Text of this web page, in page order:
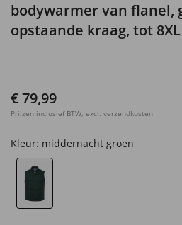
bodywarmer van flanel,
opstaande kraag, tot 8XL
€ 79,99
Prijzen inclusief BTW, excl. verzendkosten
Kleur: middernacht groen